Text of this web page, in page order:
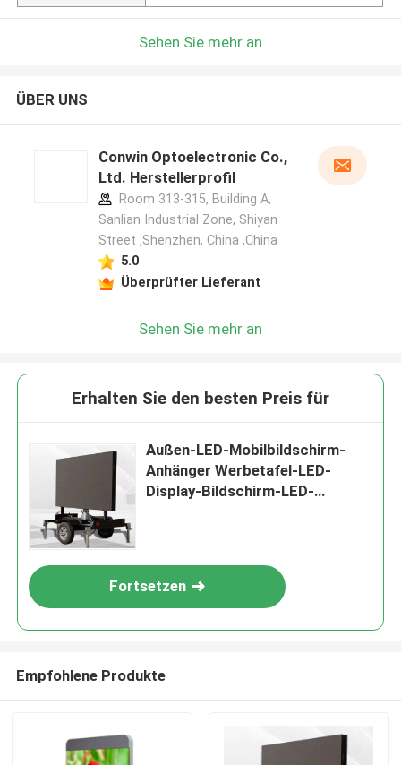
Sehen Sie mehr an
ÜBER UNS
Conwin Optoelectronic Co.,
Ltd. Herstellerprofil
Room 313-315, Building A,
Sanlian Industrial Zone, Shiyan
Street ,Shenzhen, China ,China
5.0
Überprüfter Lieferant
Sehen Sie mehr an
Erhalten Sie den besten Preis für
Außen-LED-Mobilbildschirm-
Anhänger Werbetafel-LED-
Display-Bildschirm-LED-
Fortsetzen
Empfohlene Produkte